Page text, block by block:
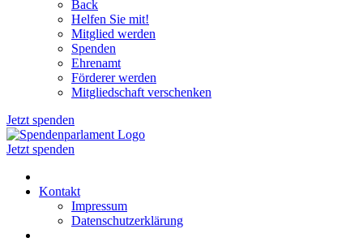
Back
Helfen Sie mit!
Mitglied werden
Spenden
Ehrenamt
Förderer werden
Mitgliedschaft verschenken
Jetzt spenden
Jetzt spenden
Kontakt
Impressum
Datenschutzerklärung